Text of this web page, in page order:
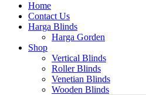
Home
Contact Us
Harga Blinds
Harga Gorden
Shop
Vertical Blinds
Roller Blinds
Venetian Blinds
Wooden Blinds